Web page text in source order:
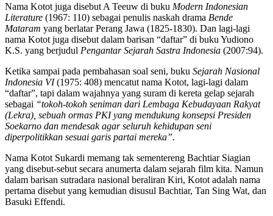
Nama Kotot juga disebut A Teeuw di buku Modern Indonesian
Literature (1967: 110) sebagai penulis naskah drama Bende
Mataram yang berlatar Perang Jawa (1825-1830). Dan lagi-lagi
nama Kotot juga disebut dalam barisan “daftar” di buku Yudiono
K.S. yang berjudul Pengantar Sejarah Sastra Indonesia (2007:94).
Ketika sampai pada pembahasan soal seni, buku Sejarah Nasional
Indonesia VI(1975: 408) mencatut nama Kotot, lagi-lagi dalam
“daftar”, tapi dalam wajahnya yang suram di kereta gelap sejarah
sebagai “tokoh-tokoh seniman dari Lembaga Kebudayaan Rakyat
(Lekra), sebuah ormas PKI yang mendukung konsepsi Presiden
Soekarno dan mendesak agar seluruh kehidupan seni
diperpolitikkan sesuai garis partai mereka”.
Nama Kotot Sukardi memang tak sementereng Bachtiar Siagian
yang disebut-sebut secara anumerta dalam sejarah film kita. Namun
dalam barisan sutradara nasional beraliran Kiri, Kotot adalah nama
pertama disebut yang kemudian disusul Bachtiar, Tan Sing Wat, dan
Basuki Effendi.